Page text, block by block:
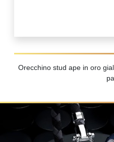
Orecchino stud ape in oro